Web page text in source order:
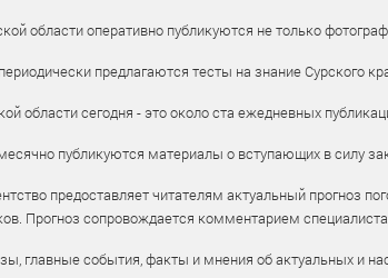
области оперативно публикуются не только
предлагаются тесты на знание Сурского
области сегодня - это около ста ежедневных
публикуются материалы о вступающих в силу
предоставляет читателям актуальный прогноз
Прогноз сопровождается комментарием
главные события, факты и мнения об актуальных и